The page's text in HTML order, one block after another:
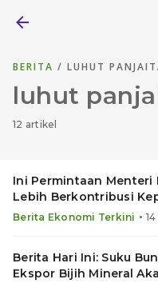
BERITA / LUHUT
luhut
12 artikel
Ini Permintaan Menteri
Lebih Berkontribusi
Berita Ekonomi Terkini •
Berita Hari Ini: Suku
Ekspor Bijih Mineral